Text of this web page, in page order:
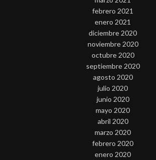
febrero 2021
enero 2021
diciembre 2020
noviembre 2020
octubre 2020
septiembre 2020
agosto 2020
julio 2020
junio 2020
mayo 2020
abril 2020
marzo 2020
febrero 2020
enero 2020